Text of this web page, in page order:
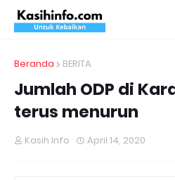
Beranda BERITA
Jumlah ODP di
terus menurun
Kasih Info April 14, 2020